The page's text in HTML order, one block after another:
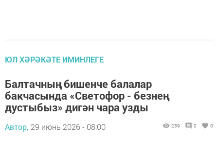
ЮЛ ХӘРӘКӘТЕ ИМИНЛЕГЕ
Балтачның бишенче балалар
бакчасында «Светофор - безнең
дустыбыз» дигән чара узды
Автор, 29 июнь 2026 - 08:00 239 0 0